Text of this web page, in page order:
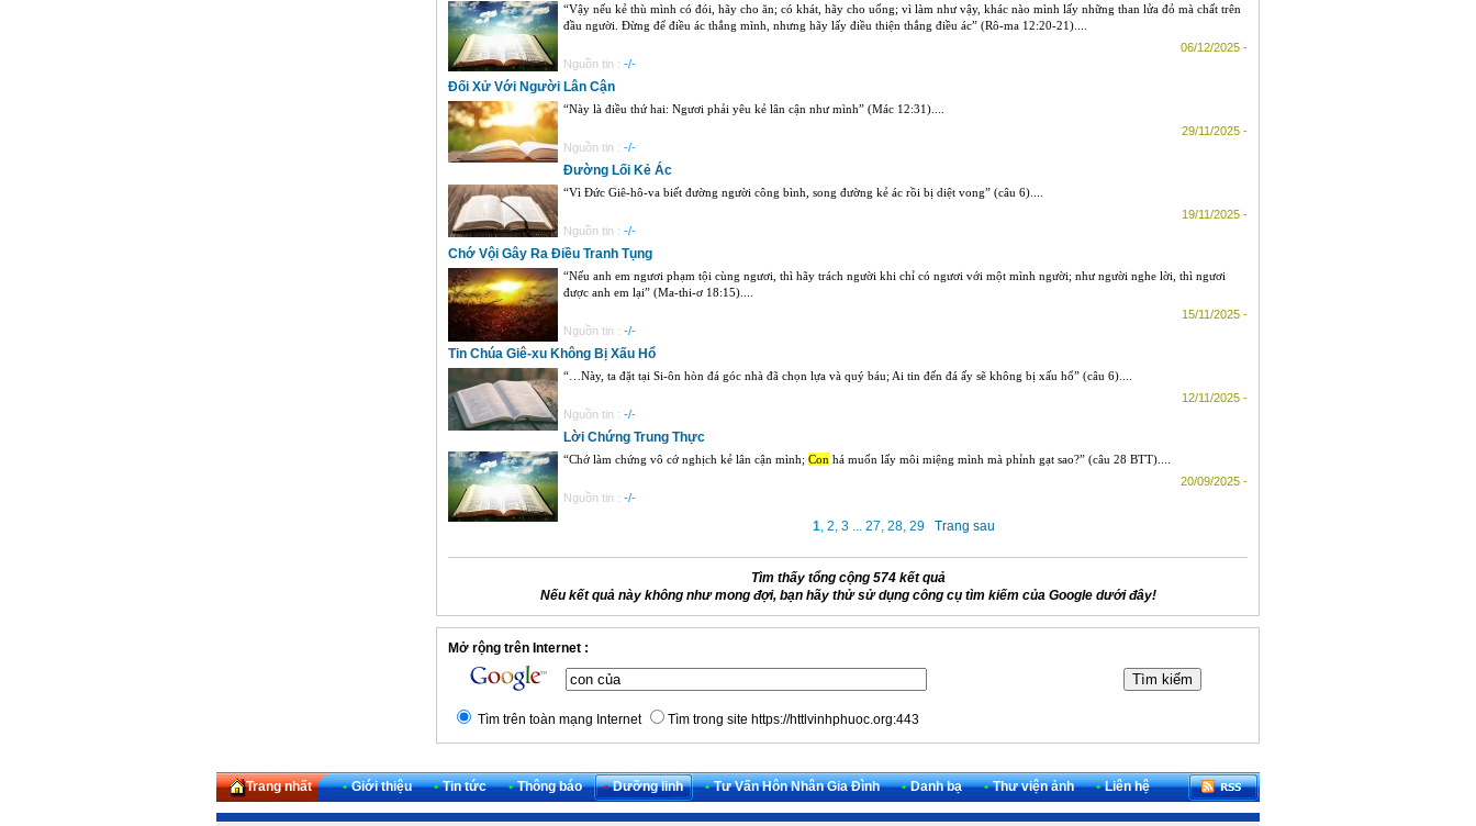
“Vậy nếu kẻ thù mình có đói, hãy cho ăn; có khát, hãy cho uống; vì làm như vậy, khác nào mình lấy những than lửa đỏ mà chất trên
đầu người. Đừng để điều ác thắng mình, nhưng hãy lấy điều thiện thắng điều ác” (Rô-ma 12:20-21)....
06/12/2025 -
Nguồn tin : -/-
Đối Xử Với Người Lân Cận
“Này là điều thứ hai: Ngươi phải yêu kẻ lân cận như mình” (Mác 12:31)....
29/11/2025 -
Nguồn tin : -/-
Đường Lối Kẻ Ác
“Vì Đức Giê-hô-va biết đường người công bình, song đường kẻ ác rồi bị diệt vong” (câu 6)....
19/11/2025 -
Nguồn tin : -/-
Chớ Vội Gây Ra Điều Tranh Tụng
“Nếu anh em ngươi phạm tội cùng ngươi, thì hãy trách người khi chỉ có ngươi với một mình người; như người nghe lời, thì ngươi
được anh em lại” (Ma-thi-ơ 18:15)....
15/11/2025 -
Nguồn tin : -/-
Tin Chúa Giê-xu Không Bị Xấu Hổ
“…Này, ta đặt tại Si-ôn hòn đá góc nhà đã chọn lựa và quý báu; Ai tin đến đá ấy sẽ không bị xấu hổ” (câu 6)....
12/11/2025 -
Nguồn tin : -/-
Lời Chứng Trung Thực
“Chớ làm chứng vô cớ nghịch kẻ lân cận mình; Con há muốn lấy môi miệng mình mà phỉnh gạt sao?” (câu 28 BTT)....
20/09/2025 -
Nguồn tin : -/-
1, 2, 3 ... 27, 28, 29 Trang sau
Tìm thấy tổng cộng 574 kết quả
Nếu kết quả này không như mong đợi, bạn hãy thử sử dụng công cụ tìm kiếm của Google dưới đây!
Mở rộng trên Internet :
Tìm trên toàn mạng Internet Tìm trong site https://httlvinhphuoc.org:443
Trang nhất • Giới thiệu • Tin tức • Thông báo • Dưỡng linh • Tư Vấn Hôn Nhân Gia Đình • Danh bạ • Thư viện ảnh • Liên hệ